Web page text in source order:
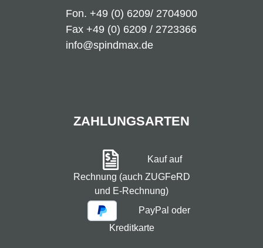
Fon. +49 (0) 6209/ 2704900
Fax +49 (0) 6209 / 2723366
info@spindmax.de
ZAHLUNGSARTEN
Kauf auf
Rechnung (auch ZUGFeRD
und E-Rechnung)
PayPal oder
Kreditkarte